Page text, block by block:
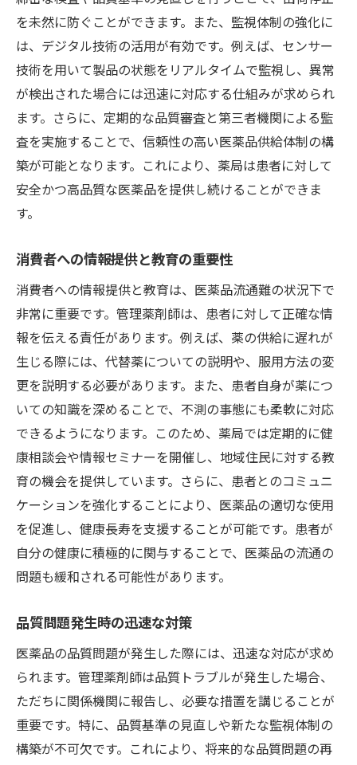
を未然に防ぐことができます。また、監視体制の強化に
は、デジタル技術の活用が有効です。例えば、センサー
技術を用いて製品の状態をリアルタイムで監視し、異常
が検出された場合には迅速に対応する仕組みが求められ
ます。さらに、定期的な品質審査と第三者機関による監
査を実施することで、信頼性の高い医薬品供給体制の構
築が可能となります。これにより、薬局は患者に対して
安全かつ高品質な医薬品を提供し続けることができま
す。
消費者への情報提供と教育の重要性
消費者への情報提供と教育は、医薬品流通難の状況下で
非常に重要です。管理薬剤師は、患者に対して正確な情
報を伝える責任があります。例えば、薬の供給に遅れが
生じる際には、代替薬についての説明や、服用方法の変
更を説明する必要があります。また、患者自身が薬につ
いての知識を深めることで、不測の事態にも柔軟に対応
できるようになります。このため、薬局では定期的に健
康相談会や情報セミナーを開催し、地域住民に対する教
育の機会を提供しています。さらに、患者とのコミュニ
ケーションを強化することにより、医薬品の適切な使用
を促進し、健康長寿を支援することが可能です。患者が
自分の健康に積極的に関与することで、医薬品の流通の
問題も緩和される可能性があります。
品質問題発生時の迅速な対策
医薬品の品質問題が発生した際には、迅速な対応が求め
られます。管理薬剤師は品質トラブルが発生した場合、
ただちに関係機関に報告し、必要な措置を講じることが
重要です。特に、品質基準の見直しや新たな監視体制の
構築が不可欠です。これにより、将来的な品質問題の再